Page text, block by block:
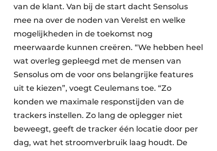
van de klant. Van bij de start dacht Sensolus
mee na over de noden van Verelst en welke
mogelijkheden in de toekomst nog
meerwaarde kunnen creëren. “We hebben heel
wat overleg gepleegd met de mensen van
Sensolus om de voor ons belangrijke features
uit te kiezen”, voegt Ceulemans toe. “Zo
konden we maximale responstijden van de
trackers instellen. Zo lang de oplegger niet
beweegt, geeft de tracker één locatie door per
dag, wat het stroomverbruik laag houdt. De